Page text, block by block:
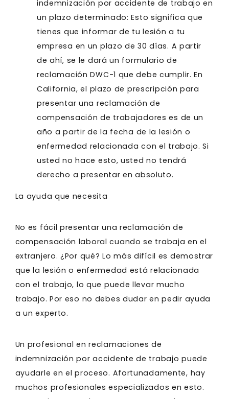
indemnización por accidente de trabajo en
un plazo determinado: Esto significa que
tienes que informar de tu lesión a tu
empresa en un plazo de 30 días. A partir
de ahí, se le dará un formulario de
reclamación DWC-1 que debe cumplir. En
California, el plazo de prescripción para
presentar una reclamación de
compensación de trabajadores es de un
año a partir de la fecha de la lesión o
enfermedad relacionada con el trabajo. Si
usted no hace esto, usted no tendrá
derecho a presentar en absoluto.
La ayuda que necesita
No es fácil presentar una reclamación de
compensación laboral cuando se trabaja en el
extranjero. ¿Por qué? Lo más difícil es demostrar
que la lesión o enfermedad está relacionada
con el trabajo, lo que puede llevar mucho
trabajo. Por eso no debes dudar en pedir ayuda
a un experto.
Un profesional en reclamaciones de
indemnización por accidente de trabajo puede
ayudarle en el proceso. Afortunadamente, hay
muchos profesionales especializados en esto.